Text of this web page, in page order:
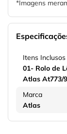
*Imagens
Itens Inclusos
01- Rolo de
Atlas At773/9
Marca
Atlas